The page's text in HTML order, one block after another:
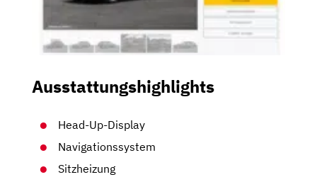
Ausstattungshighlights
Head-Up-Display
Navigationssystem
Sitzheizung